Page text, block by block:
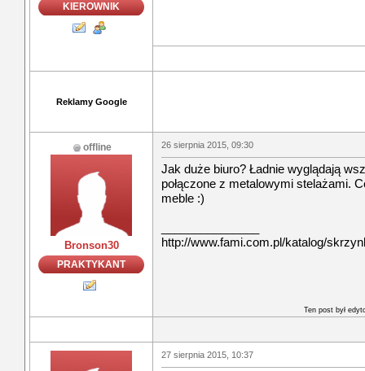
KIEROWNIK
Reklamy Google
offline
Bronson30
PRAKTYKANT
26 sierpnia 2015, 09:30
Jak duże biuro? Ładnie wyglądają
połączone z metalowymi stelażami.
meble :)
http://www.fami.com.pl/katalog/
Ten post był
27 sierpnia 2015, 10:37